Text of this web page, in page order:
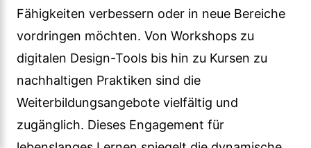
Fähigkeiten verbessern oder in neue Bereiche
vordringen möchten. Von Workshops zu
digitalen Design-Tools bis hin zu Kursen zu
nachhaltigen Praktiken sind die
Weiterbildungsangebote vielfältig und
zugänglich. Dieses Engagement für